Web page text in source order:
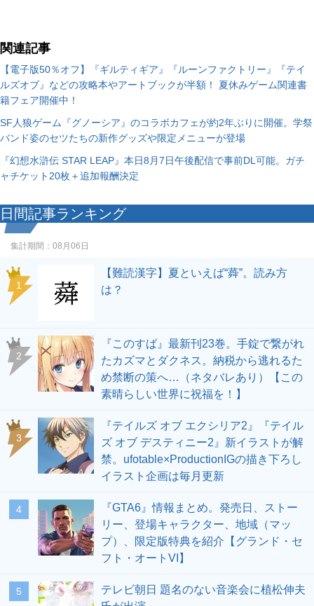
関連記事
【電子版50％オフ】『ギルティギア』『ルーンファクトリー』『テイ
ルズオブ』などの攻略本やアートブックが半額！ 夏休みゲーム関連書
籍フェア開催中！
SF人狼ゲーム『グノーシア』のコラボカフェが約2年ぶりに開催。学祭
バンド姿のセツたちの新作グッズや限定メニューが登場
『幻想水滸伝 STAR LEAP』本日8月7日午後配信で事前DL可能。ガチ
ャチケット20枚＋追加報酬決定
日間記事ランキング
集計期間： 08月06日
1
【難読漢字】夏といえば“蕣”。読み方
は？
2
『このすば』最新刊23巻。手錠で繋がれ
たカズマとダクネス。納税から逃れるた
め禁断の策へ…（ネタバレあり）【この
素晴らしい世界に祝福を！】
3
『テイルズ オブ エクシリア2』『テイル
ズ オブ デスティニー2』新イラストが解
禁。ufotable×ProductionIGの描き下ろし
イラスト企画は毎月更新
4
『GTA6』情報まとめ。発売日、ストー
リー、登場キャラクター、地域（マッ
プ）、限定版特典を紹介【グランド・セ
フト・オートVI】
5
テレビ朝日 題名のない音楽会に植松伸夫